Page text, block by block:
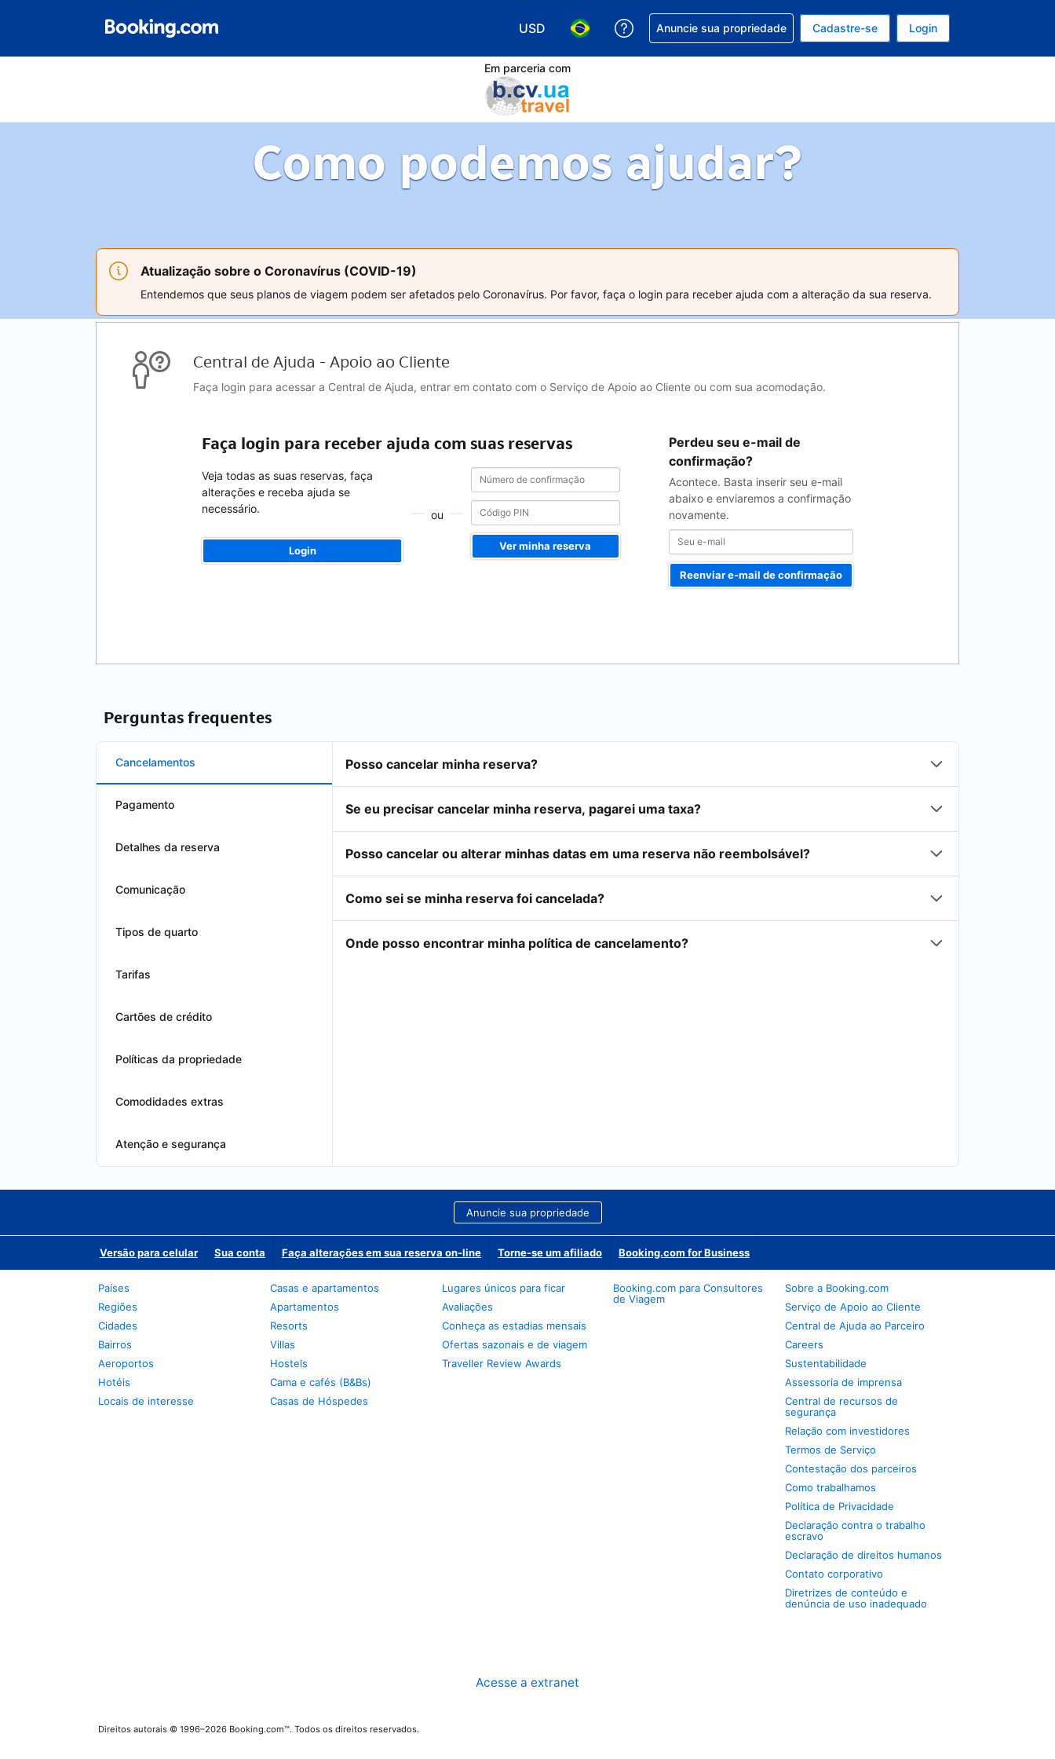
USD
Escolha sua moeda. Atualmente, sua moeda é: Dólar americano
Escolha seu idioma. Atualmente, seu idioma é: Português (Brasil)
Receber ajuda com sua reserva
Anuncie sua propriedade Cadastre-se Login
Em parceria com
Como podemos ajudar?
Atualização sobre o Coronavírus (COVID-19)
Entendemos que seus planos de viagem podem ser afetados pelo Coronavírus. Por favor, faça o login para receber ajuda com a alteração da sua reserva.
Central de Ajuda - Apoio ao Cliente
Faça login para acessar a Central de Ajuda, entrar em contato com o Serviço de Apoio ao Cliente ou com sua acomodação.
Faça login para receber ajuda com suas reservas
Veja todas as suas reservas, faça
alterações e receba ajuda se
necessário.
Login
ou
Número
de
confirmação
Número
confirmação
Ver minha reserva
Perdeu seu e-mail de
confirmação?
Acontece. Basta inserir seu e-mail
abaixo e enviaremos a confirmação
novamente.
Reenviar e-mail de confirmação
Perguntas frequentes
Cancelamentos
Pagamento
Detalhes da reserva
Comunicação
Tipos de quarto
Tarifas
Cartões de crédito
Políticas da propriedade
Comodidades extras
Atenção e segurança
Posso cancelar minha reserva?
Se eu precisar cancelar minha reserva, pagarei uma taxa?
Posso cancelar ou alterar minhas datas em uma reserva não reembolsável?
Como sei se minha reserva foi cancelada?
Onde posso encontrar minha política de cancelamento?
Anuncie sua propriedade
Versão para celular Sua conta Faça alterações em sua reserva on-line Torne-se um afiliado Booking.com for Business
Países
Regiões
Cidades
Bairros
Aeroportos
Hotéis
Locais de interesse
Casas e apartamentos
Apartamentos
Resorts
Villas
Hostels
Cama e cafés (B&Bs)
Casas de Hóspedes
Lugares únicos para ficar
Avaliações
Conheça as estadias mensais
Ofertas sazonais e de viagem
Traveller Review Awards
Booking.com para Consultores
de Viagem
Sobre a Booking.com
Serviço de Apoio ao Cliente
Central de Ajuda ao Parceiro
Careers
Sustentabilidade
Assessoria de imprensa
Central de recursos de
segurança
Relação com investidores
Termos de Serviço
Contestação dos parceiros
Como trabalhamos
Política de Privacidade
Declaração contra o trabalho
escravo
Declaração de direitos humanos
Contato corporativo
Diretrizes de conteúdo e
denúncia de uso inadequado
Acesse a extranet
Direitos autorais © 1996–2026 Booking.com™. Todos os direitos reservados.